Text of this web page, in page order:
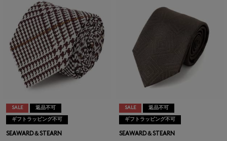
SALE 返品不可
ギフトラッピング不可
SEAWARD＆STEARN
SALE 返品不可
ギフトラッピング不可
SEAWARD＆STEARN